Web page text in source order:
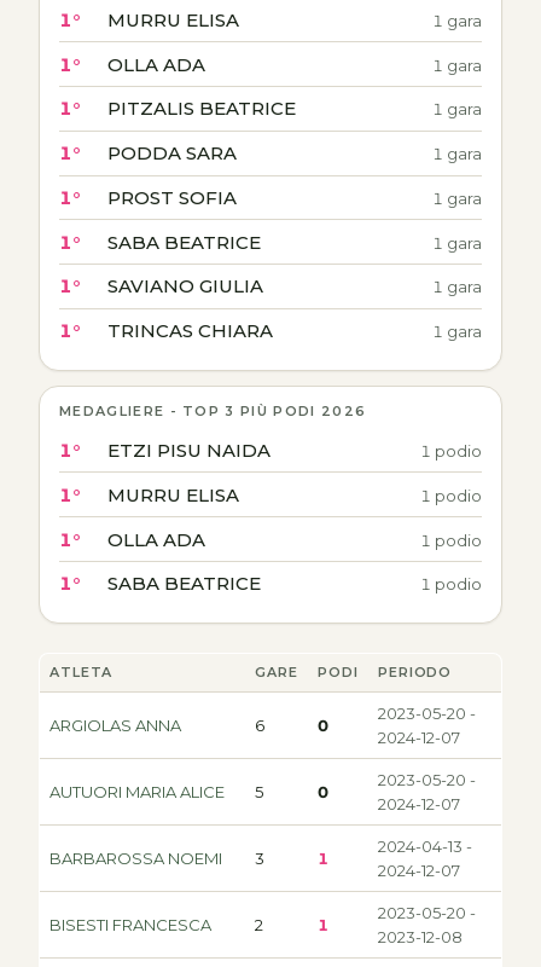
1° MURRU ELISA 1 gara
1° OLLA ADA 1 gara
1° PITZALIS BEATRICE 1 gara
1° PODDA SARA 1 gara
1° PROST SOFIA 1 gara
1° SABA BEATRICE 1 gara
1° SAVIANO GIULIA 1 gara
1° TRINCAS CHIARA 1 gara
MEDAGLIERE - TOP 3 PIÙ PODI 2026
1° ETZI PISU NAIDA 1 podio
1° MURRU ELISA 1 podio
1° OLLA ADA 1 podio
1° SABA BEATRICE 1 podio
ATLETA GARE PODI PERIODO
ARGIOLAS ANNA 6 0
2023-05-20 -
2024-12-07
AUTUORI MARIA ALICE 5 0
2023-05-20 -
2024-12-07
BARBAROSSA NOEMI 3 1
2024-04-13 -
2024-12-07
BISESTI FRANCESCA 2 1
2023-05-20 -
2023-12-08